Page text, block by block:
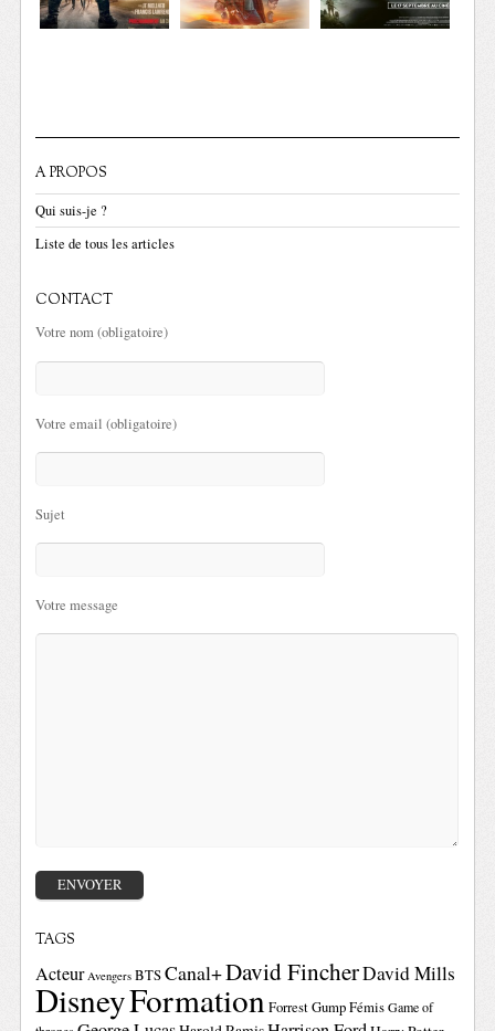
A PROPOS
Qui suis-je ?
Liste de tous les articles
CONTACT
Votre nom (obligatoire)
Votre email (obligatoire)
Sujet
Votre message
TAGS
Acteur Avengers BTSCanal+David FincherDavid Mills
DisneyFormationForrest GumpFémis Game of